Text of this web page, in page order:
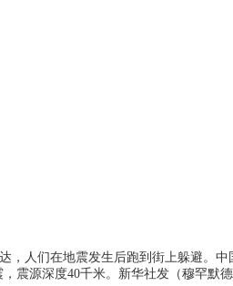
，人们在地震发生后跑到街上躲避。
震源深度40千米。新华社发（穆罕默德